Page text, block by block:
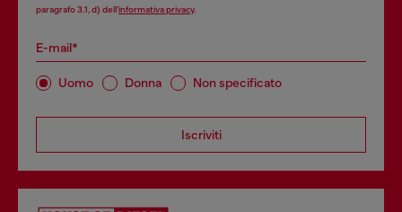
paragrafo 3.1, d) dell’informativa privacy.
E-mail*
Uomo Donna Non specificato
Iscriviti